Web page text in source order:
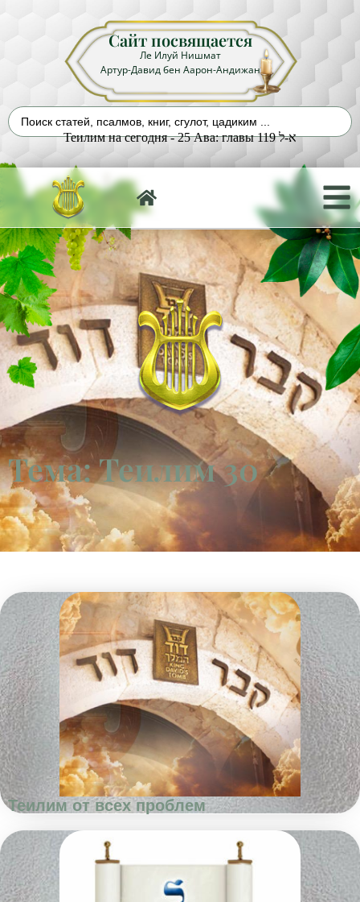
Сайт посвящается
Ле Илуй Нишмат
Артур-Давид бен Аарон-Андижан
Теилим на сегодня - 25 Ава: главы 119 א-ל
Тема: Теилим 30
Теилим от всех проблем